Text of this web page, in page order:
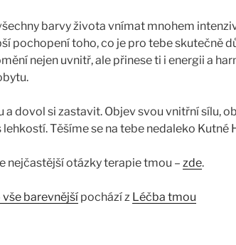
barvy života vnímat mnohem
pochopení toho, co je pro tebe skutečně
nejen uvnitř, ale přinese ti i energii a
dovol si zastavit. Objev svou vnitřní sílu,
Těšíme se na tebe nedaleko Kutné
nejčastější otázky terapie tmou – zde.
vše barevnější pochází z Léčba tmou